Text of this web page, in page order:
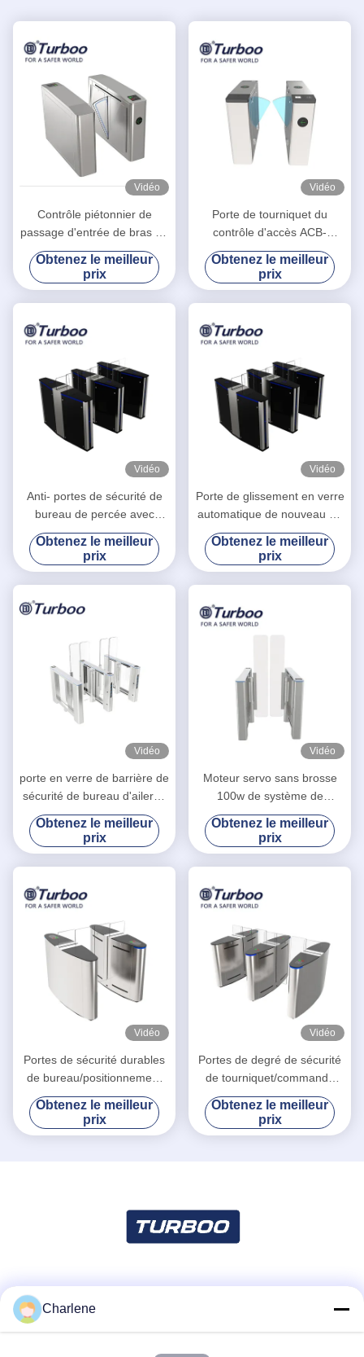
Vidéo
Contrôle piétonnier de
passage d'entrée de bras de
PC de tourniquet de porte de
barrière d'aileron dans la
gare routière
Obtenez le meilleur
prix
Vidéo
Porte de tourniquet du
contrôle d'accès ACB-
001/tourniquet barrière
d'aileron pour des parcs
d'attractions
Obtenez le meilleur
prix
Vidéo
Anti- portes de sécurité de
bureau de percée avec
l'indicateur de direction de
LED
Obtenez le meilleur
prix
Vidéo
Porte de glissement en verre
automatique de nouveau de
Bi-direction turnstyle de
sécurité pour l'immeuble de
bureaux avec la largeur de
550mm
Obtenez le meilleur
prix
Vidéo
porte en verre de barrière de
sécurité de bureau d'aileron
de taille de 1.7m avec corps
de marbre/en verre
Obtenez le meilleur
prix
Vidéo
Moteur servo sans brosse
100w de système de
sécurité biométrique de
porte d'oscillation de Turboo
R3211
Obtenez le meilleur
prix
Vidéo
Portes de sécurité durables
de bureau/positionnement
précis porte piétonnière de
tourniquet
Obtenez le meilleur
prix
Vidéo
Portes de degré de sécurité
de tourniquet/commande
stable de moteur de C.C
portes automatiques de
Turnstyle
Obtenez le meilleur
prix
Charlene